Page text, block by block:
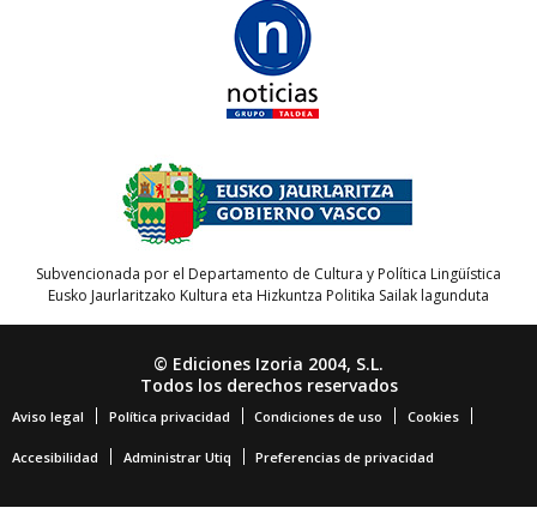
Subvencionada por el Departamento de Cultura y Política Lingüística
Eusko Jaurlaritzako Kultura eta Hizkuntza Politika Sailak lagunduta
© Ediciones Izoria 2004, S.L.
Todos los derechos reservados
Aviso legal Política privacidad Condiciones de uso Cookies
Accesibilidad Administrar Utiq Preferencias de privacidad